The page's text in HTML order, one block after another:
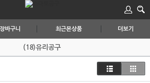
장바구니 최근본상품 더보기
(18)유리공구